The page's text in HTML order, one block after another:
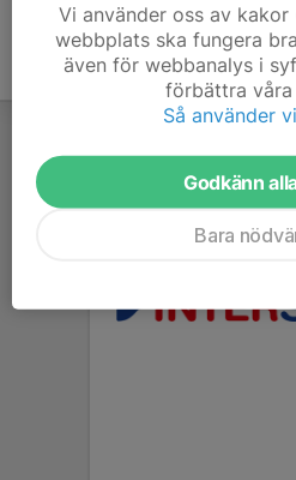
Vi använder oss av
webbplats ska fungera
även för webbanalys i
förbättra våra
Så använder
Godkänn
Bara